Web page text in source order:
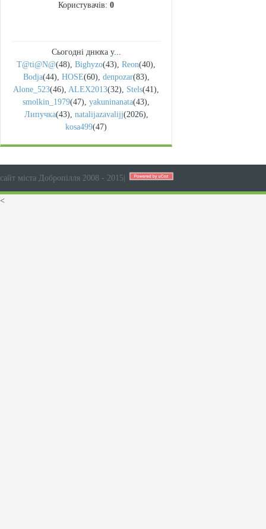
Користувачів: 0
Сьогодні днюха у...
T@ti@N@(48), Bighyzo(43), Reon(40),
Bodja(44), HOSE(60), denpozar(83),
Alone_523(46), ALEX2013(32), Stels(41),
smolkin_1979(47), yakuninanata(43),
Липучка(43), natalijazavalijj(2026),
kosa499(47)
сайт міста Добропілля 2008 - 2015
<